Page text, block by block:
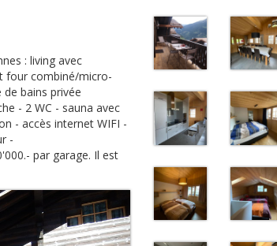
: living avec
four combiné/micro-
bains privée
- 2 WC - sauna avec
- accès internet WIFI -
-
par garage. Il est